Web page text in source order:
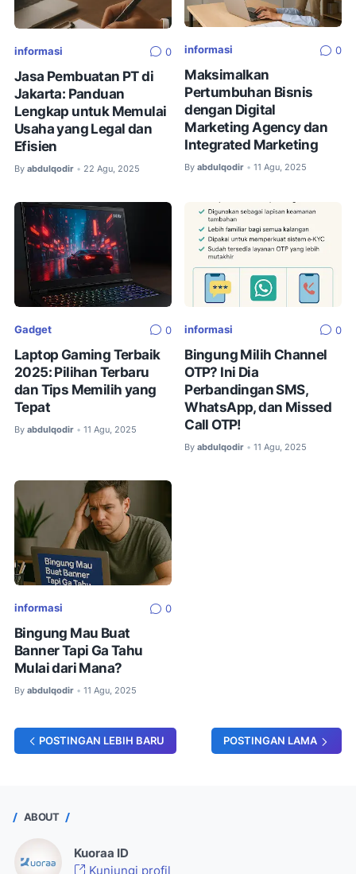
informasi 0
Jasa Pembuatan PT di
Jakarta: Panduan
Lengkap untuk Memulai
Usaha yang Legal dan
Efisien
By abdulqodir • 22 Agu, 2025
informasi 0
Maksimalkan
Pertumbuhan Bisnis
dengan Digital
Marketing Agency dan
Integrated Marketing
By abdulqodir • 11 Agu, 2025
Gadget 0
Laptop Gaming Terbaik
2025: Pilihan Terbaru
dan Tips Memilih yang
Tepat
By abdulqodir • 11 Agu, 2025
informasi 0
Bingung Milih Channel
OTP? Ini Dia
Perbandingan SMS,
WhatsApp, dan Missed
Call OTP!
By abdulqodir • 11 Agu, 2025
informasi 0
Bingung Mau Buat
Banner Tapi Ga Tahu
Mulai dari Mana?
By abdulqodir • 11 Agu, 2025
POSTINGAN LEBIH BARU POSTINGAN LAMA
ABOUT
Kuoraa ID
Kunjungi profil